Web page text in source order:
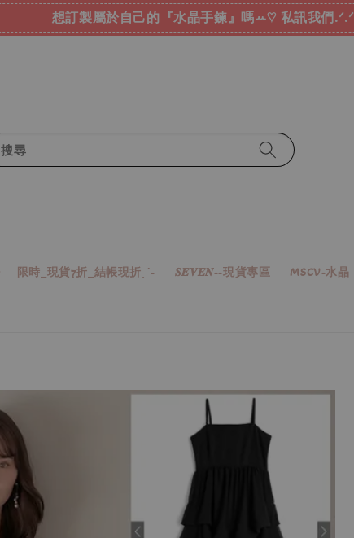
想訂製屬於自己的『水晶手鍊』嗎ꕀ♡ 私訊我們.ᐟ.ᐟ
搜尋
限時_現貨7折_結帳現折ˎˊ˗ 𝑺𝑬𝑽𝑬𝑵--現貨專區 MSCV-水晶